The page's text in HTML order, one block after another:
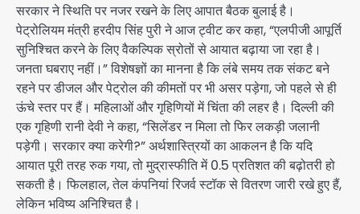
सरकार ने स्थिति पर नजर रखने के लिए आपात बैठक बुलाई है।
पेट्रोलियम मंत्री हरदीप सिंह पुरी ने आज ट्वीट कर कहा, “एलपीजी आपूर्ति
सुनिश्चित करने के लिए वैकल्पिक स्रोतों से आयात बढ़ाया जा रहा है।
जनता घबराए नहीं।” विशेषज्ञों का मानना है कि लंबे समय तक संकट बने
रहने पर डीजल और पेट्रोल की कीमतों पर भी असर पड़ेगा, जो पहले से ही
ऊंचे स्तर पर हैं। महिलाओं और गृहिणियों में चिंता की लहर है। दिल्ली की
एक गृहिणी रानी देवी ने कहा, “सिलेंडर न मिला तो फिर लकड़ी जलानी
पड़ेगी। सरकार क्या करेगी?” अर्थशास्त्रियों का आकलन है कि यदि
आयात पूरी तरह रुक गया, तो मुद्रास्फीति में 0.5 प्रतिशत की बढ़ोतरी हो
सकती है। फिलहाल, तेल कंपनियां रिजर्व स्टॉक से वितरण जारी रखे हुए हैं,
लेकिन भविष्य अनिश्चित है।